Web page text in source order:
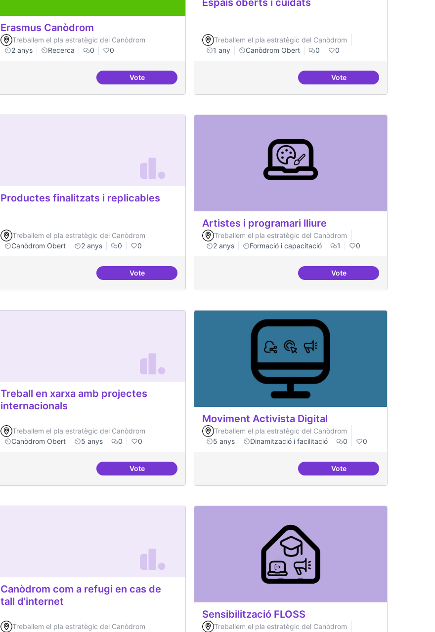
Erasmus Canòdrom
Treballem el pla estratègic del Canòdrom
2 anys
Recerca 0 0
VoteErasmus Canòdrom
Espais oberts i cuidats
Treballem el pla estratègic del Canòdrom
1 any
Canòdrom Obert 0 0
VoteEspais oberts i cuidats
Productes finalitzats i replicables
Treballem el pla estratègic del Canòdrom
Canòdrom Obert
2 anys 0 0
VoteProductes finalitzats i replicables
Artistes i programari lliure
Treballem el pla estratègic del Canòdrom
2 anys
Formació i capacitació 1 0
VoteArtistes i programari lliure
Treball en xarxa amb projectes
internacionals
Treballem el pla estratègic del Canòdrom
Canòdrom Obert
5 anys 0 0
VoteTreball en xarxa amb projectes internacionals
Moviment Activista Digital
Treballem el pla estratègic del Canòdrom
5 anys
Dinamització i facilitació 0 0
VoteMoviment Activista Digital
Canòdrom com a refugi en cas de
tall d'internet
Treballem el pla estratègic del Canòdrom
Sensibilització FLOSS
Treballem el pla estratègic del Canòdrom